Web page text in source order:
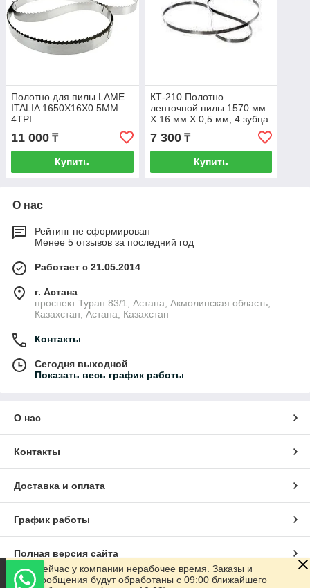
Полотно для пилы LAME
ITALIA 1650X16X0.5MM
4TPI
11 000 ₸
Купить
КТ-210 Полотно
ленточной пилы 1570 мм
Х 16 мм Х 0,5 мм, 4 зубца
Код( 21002)
7 300₸
Купить
О нас
Рейтинг не сформирован
Менее 5 отзывов за последний год
Работает с 21.05.2014
г. Астана
проспект Туран 83/1, Астана, Акмолинская область,
Казахстан, Астана, Казахстан
Контакты
Сегодня выходной
Показать весь график работы
О нас
Контакты
Доставка и оплата
График работы
Полная версия сайта
Сейчас у компании нерабочее время. Заказы и
сообщения будут обработаны с 09:00 ближайшего